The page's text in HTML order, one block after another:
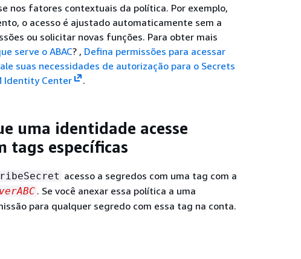
nos fatores contextuais da política. Por exemplo,
o acesso é ajustado automaticamente sem a
ou solicitar novas funções. Para obter mais
serve o ABAC? , Defina permissões para acessar
suas necessidades de autorização para o Secrets
Identity Center
.
uma identidade acesse
tags específicas
acesso a segredos com uma tag com a
. Se você anexar essa política a uma
para qualquer segredo com essa tag na conta.